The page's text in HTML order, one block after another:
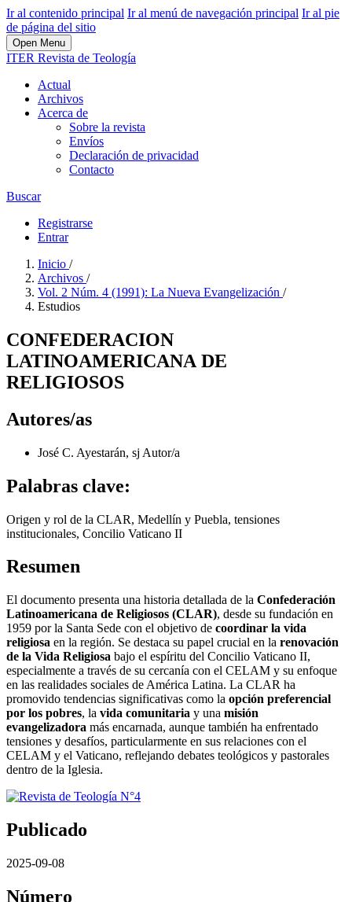
Ir al contenido principal Ir al menú de navegación principal Ir al pie
de página del sitio
Open Menu
ITER Revista de Teología
Actual
Archivos
Acerca de
Sobre la revista
Envíos
Declaración de privacidad
Contacto
Buscar
Registrarse
Entrar
Inicio /
Archivos /
Vol. 2 Núm. 4 (1991): La Nueva Evangelización /
Estudios
CONFEDERACION
LATINOAMERICANA DE
RELIGIOSOS
Autores/as
José C. Ayestarán, sj Autor/a
Palabras clave:
Origen y rol de la CLAR, Medellín y Puebla, tensiones
institucionales, Concilio Vaticano II
Resumen
El documento presenta una historia detallada de la Confederación
Latinoamericana de Religiosos (CLAR), desde su fundación en
1959 por la Santa Sede con el objetivo de coordinar la vida
religiosa en la región. Se destaca su papel crucial en la renovación
de la Vida Religiosa bajo el espíritu del Concilio Vaticano II,
especialmente a través de su cercanía con el CELAM y su enfoque
en las realidades sociales de América Latina. La CLAR ha
promovido tendencias significativas como la opción preferencial
por los pobres, la vida comunitaria y una misión
evangelizadora más encarnada, aunque también ha enfrentado
tensiones y desafíos, particularmente en sus relaciones con el
CELAM y el Vaticano, reflejando debates teológicos y pastorales
dentro de la Iglesia.
Publicado
2025-09-08
Número